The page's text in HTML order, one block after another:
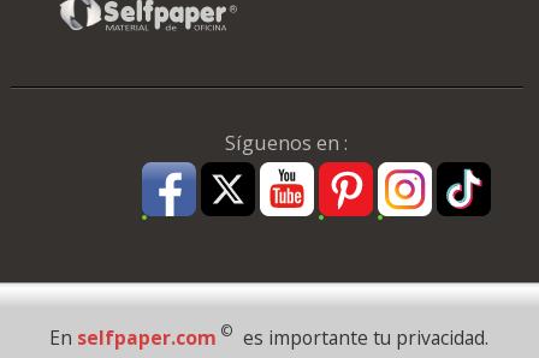
Síguenos en :
Pago Seguro
En selfpaper.com © es importante tu privacidad.